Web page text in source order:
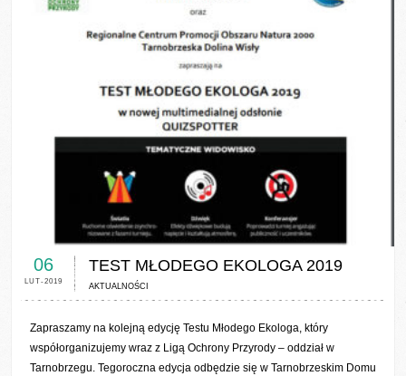
0 COMMENTS / 0 VOTES
06
LUT-2019
TEST MŁODEGO EKOLOGA 2019
AKTUALNOŚCI
Zapraszamy na kolejną edycję Testu Młodego Ekologa, który
współorganizujemy wraz z Ligą Ochrony Przyrody – oddział w
Tarnobrzegu. Tegoroczna edycja odbędzie się w Tarnobrzeskim Domu